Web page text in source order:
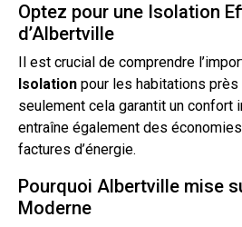
Optez pour une Isolation
d’Albertville
Il est crucial de comprendre
Isolation pour les habitations près
seulement cela garantit un confort
entraîne également des
factures d’énergie.
Pourquoi Albertville mise
Moderne